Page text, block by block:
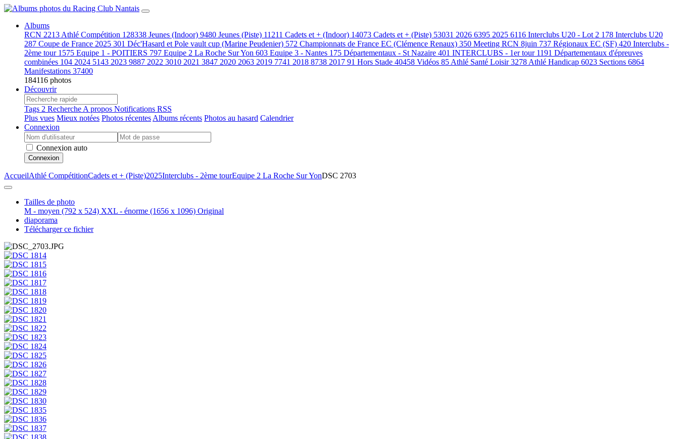
Albums
RCN 2213 Athlé Compétition 128338 Jeunes (Indoor) 9480 Jeunes (Piste) 11211 Cadets et + (Indoor) 14073 Cadets et + (Piste) 53031 2026 6395 2025 6116 Interclubs U20 - Lot 2 178 Interclubs U20
287 Coupe de France 2025 301 Déc'Hasard et Pole vault cup (Marine Peudenier) 572 Championnats de France EC (Clémence Renaux) 350 Meeting RCN 8juin 737 Régionaux EC (SF) 420 Interclubs -
2ème tour 1575 Equipe 1 - POITIERS 797 Equipe 2 La Roche Sur Yon 603 Equipe 3 - Nantes 175 Départementaux - St Nazaire 401 INTERCLUBS - 1er tour 1191 Départementaux d'épreuves
combinées 104 2024 5143 2023 9887 2022 3010 2021 3847 2020 2063 2019 7741 2018 8738 2017 91 Hors Stade 40458 Vidéos 85 Athlé Santé Loisir3278 Athlé Handicap 6023 Sections 6864
Manifestations 37400
184116 photos
Découvrir
Tags 2 Recherche A propos Notifications RSS
Plus vues Mieux notées Photos récentes Albums récents Photos au hasard Calendrier
Connexion
Connexion auto
Connexion
AccueilAthlé CompétitionCadets et + (Piste)2025Interclubs - 2ème tourEquipe 2 La Roche Sur YonDSC 2703
Tailles de photo
M - moyen (792 x 524) XXL - énorme (1656 x 1096) Original
diaporama
Télécharger ce fichier